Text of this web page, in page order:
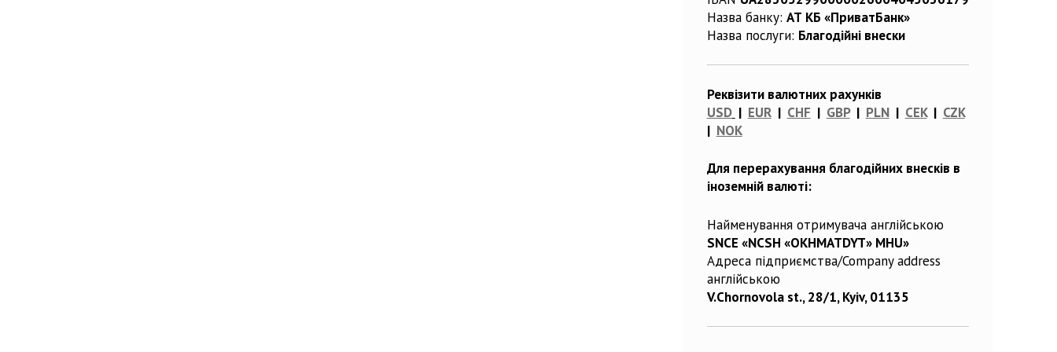
Назва банку: АТ КБ «ПриватБанк»
Назва послуги: Благодійні внески
Реквізити валютних рахунків
USD | EUR| CHF | GBP| PLN| CEK| CZK
| NOK
Для перерахування благодійних внесків в
іноземній валюті:
Найменування отримувача англійською
SNCE «NCSH «OKHMATDYT» MHU»
Адреса підприємства/Company address
англійською
V.Chornovola st., 28/1, Kyiv, 01135